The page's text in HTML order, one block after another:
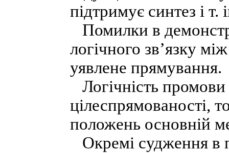
підтримує синтез і т.
Помилки в
логічного зв’язку
уявлене прямування.
Логічність
цілеспрямованості,
положень основній
Окремі судження в